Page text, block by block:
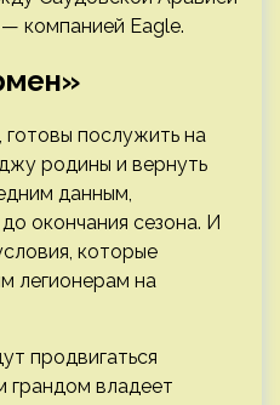
компанией Eagle.
послужить на
родины и вернуть
данным,
окончания сезона. И
которые
легионерам на
продвигаться
грандом владеет